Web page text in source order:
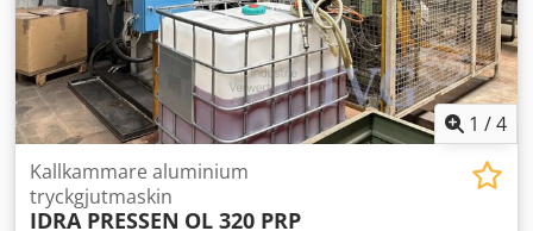
1 /4
Kallkammare aluminium
tryckgjutmaskin
IDRA PRESSEN OL 320 PRP